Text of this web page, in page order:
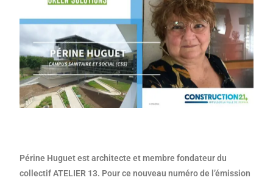
Périne Huguet est architecte et membre fondateur du
collectif ATELIER 13. Pour ce nouveau numéro de l’émission